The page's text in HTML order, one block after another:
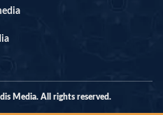
Media. All rights reserved.